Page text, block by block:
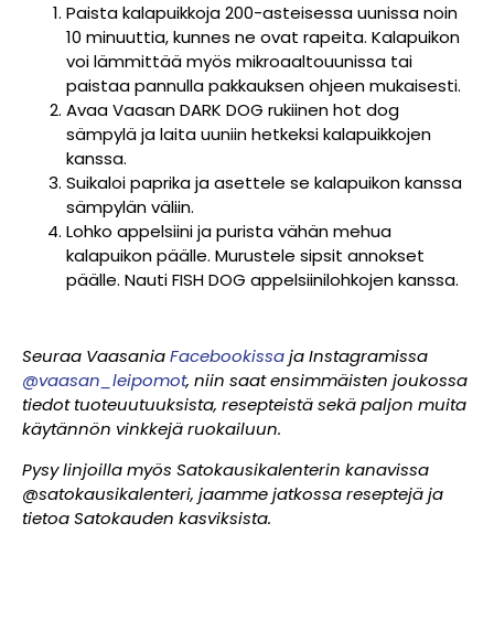
Paista kalapuikkoja 200-asteisessa uunissa noin
10 minuuttia, kunnes ne ovat rapeita. Kalapuikon
voi lämmittää myös mikroaaltouunissa tai
paistaa pannulla pakkauksen ohjeen mukaisesti.
Avaa Vaasan DARK DOG rukiinen hot dog
sämpylä ja laita uuniin hetkeksi kalapuikkojen
kanssa.
Suikaloi paprika ja asettele se kalapuikon kanssa
sämpylän väliin.
Lohko appelsiini ja purista vähän mehua
kalapuikon päälle. Murustele sipsit annokset
päälle. Nauti FISH DOG appelsiinilohkojen kanssa.
Seuraa VaasaniaFacebookissaja Instagramissa
@vaasan_leipomot, niin saat ensimmäisten joukossa
tiedot tuoteuutuuksista, resepteistä sekä paljon muita
käytännön vinkkejä ruokailuun.
Pysy linjoilla myös Satokausikalenterin kanavissa
@satokausikalenteri, jaamme jatkossa reseptejä ja
tietoa Satokauden kasviksista.